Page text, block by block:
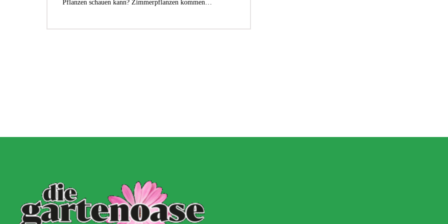
Pflanzen schauen kann? Zimmerpflanzen kommen…